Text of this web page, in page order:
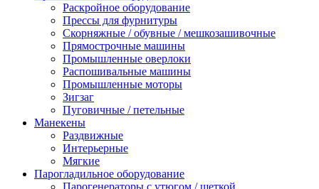
Раскройное оборудование
Прессы для фурнитуры
Скорняжные / обувные / мешкозашивочные
Прямострочные машины
Промышленные оверлоки
Распошивальные машины
Промышленные моторы
Зигзаг
Пуговичные / петельные
Манекены
Раздвижные
Интерьерные
Мягкие
Парогладильное оборудование